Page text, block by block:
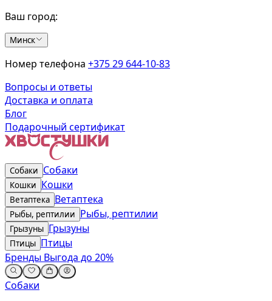
Ваш город:
Минск
Номер телефона +375 29 644-10-83
Вопросы и ответы
Доставка и оплата
Блог
Подарочный сертификат
Собаки Собаки
Кошки Кошки
Ветаптека Ветаптека
Рыбы, рептилии Рыбы, рептилии
Грызуны Грызуны
Птицы Птицы
Бренды Выгода до 20%
Собаки